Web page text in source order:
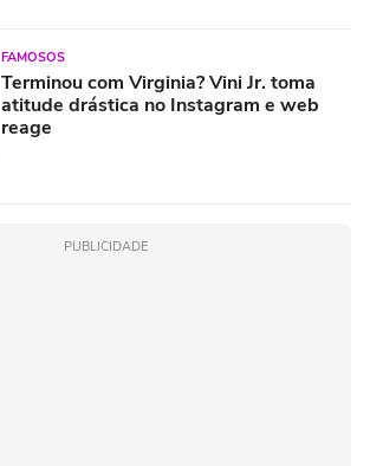
FAMOSOS
Terminou com Virginia? Vini Jr. toma
atitude drástica no Instagram e web
reage
PUBLICIDADE